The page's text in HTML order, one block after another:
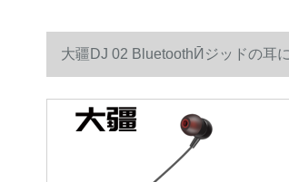
大疆DJ 02 BluetoothӢジッドの耳
す。